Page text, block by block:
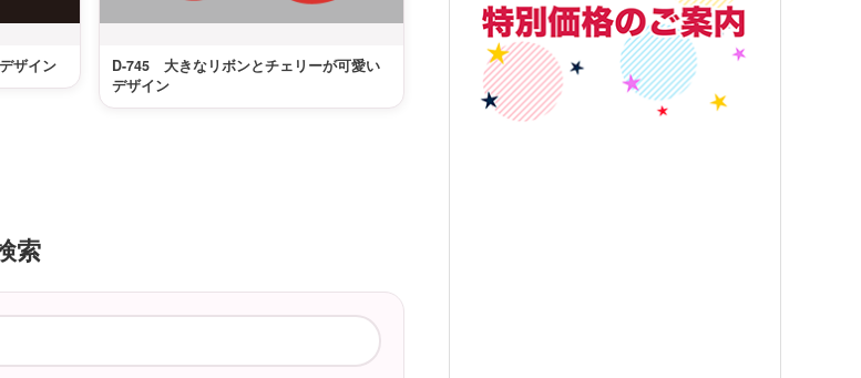
ザイン
D-745 大きなリボンとチェリーが可愛い
デザイン
索